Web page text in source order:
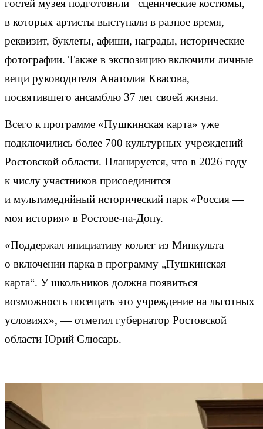
гостей музея подготовили сценические костюмы,
в которых артисты выступали в разное время,
реквизит, буклеты, афиши, награды, исторические
фотографии. Также в экспозицию включили личные
вещи руководителя Анатолия Квасова,
посвятившего ансамблю 37 лет своей жизни.
Всего к программе «Пушкинская карта» уже
подключились более 700 культурных учреждений
Ростовской области. Планируется, что в 2026 году
к числу участников присоединится
и мультимедийный исторический парк «Россия —
моя история» в Ростове-на-Дону.
«Поддержал инициативу коллег из Минкульта
о включении парка в программу „Пушкинская
карта“. У школьников должна появиться
возможность посещать это учреждение на льготных
условиях», — отметил губернатор Ростовской
области Юрий Слюсарь.